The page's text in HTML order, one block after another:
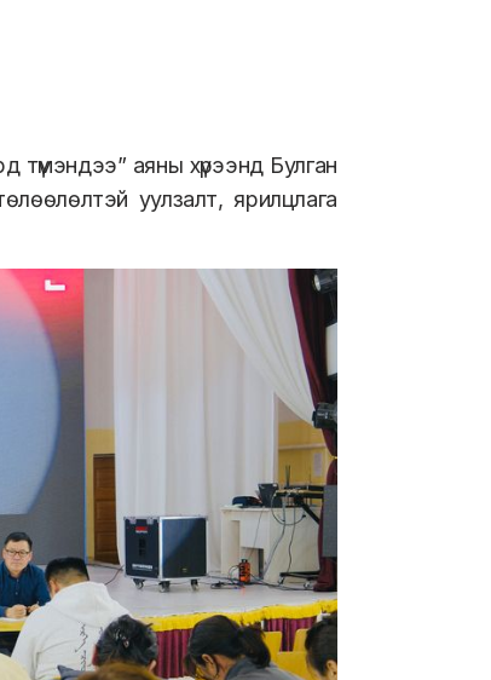
аяны хүрээнд Булган
уулзалт, ярилцлага